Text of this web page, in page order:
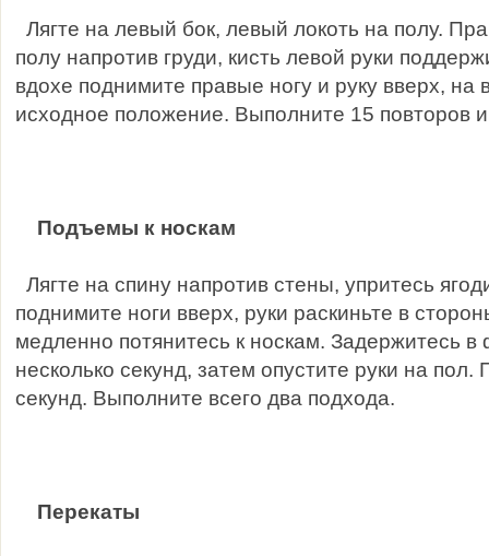
Лягте на левый бок, левый локоть на полу.
полу напротив груди, кисть левой руки
вдохе поднимите правые ногу и руку вверх, на
исходное положение. Выполните 15 повторов
Подъемы к носкам
Лягте на спину напротив стены, упритесь
поднимите ноги вверх, руки раскиньте в
медленно потянитесь к носкам. Задержитесь в
несколько секунд, затем опустите руки на
секунд. Выполните всего два подхода.
Перекаты